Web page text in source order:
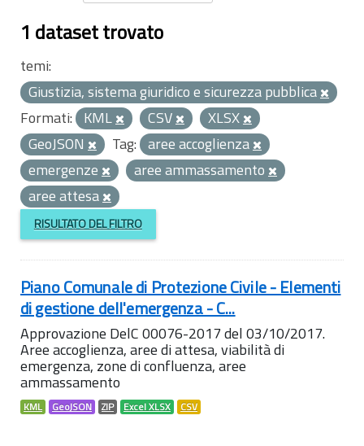
1 dataset trovato
temi:
Giustizia, sistema giuridico e sicurezza pubblica
Formati: KML CSV
XLSX
GeoJSON
Tag: aree accoglienza
emergenze
aree ammassamento
aree attesa
RISULTATO DEL FILTRO
Piano Comunale di Protezione Civile - Elementi
di gestione dell'emergenza - C...
Approvazione DelC 00076-2017 del 03/10/2017.
Aree accoglienza, aree di attesa, viabilità di
emergenza, zone di confluenza, aree
ammassamento
KML GeoJSON ZIP Excel XLSX CSV